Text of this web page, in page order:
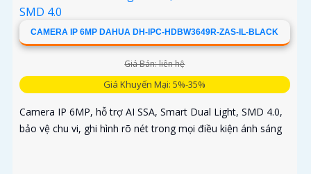
CAMERA IP 6MP DAHUA DH-IPC-HDBW3649R-ZAS-IL-BLACK
Giá Bán: liên hệ
Giá Khuyến Mại: 5%-35%
Camera IP 6MP, hỗ trợ AI SSA, Smart Dual Light, SMD 4.0,
bảo vệ chu vi, ghi hình rõ nét trong mọi điều kiện ánh sáng